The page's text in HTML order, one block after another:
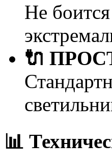
Не
🔌
📊